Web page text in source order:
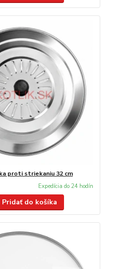
proti striekaniu 32 cm
Expedícia do 24 hodín
Pridať do košíka